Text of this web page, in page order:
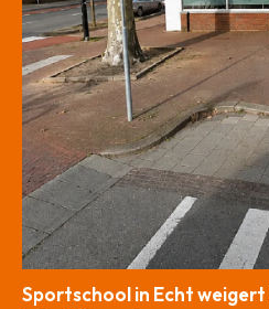
Sportschool in Echt